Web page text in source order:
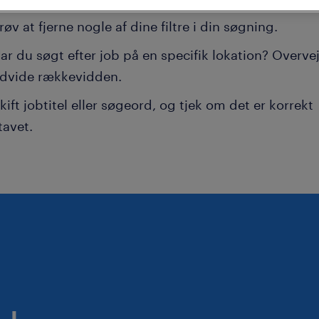
at fjerne nogle af dine filtre i din søgning.
du søgt efter job på en specifik lokation?
rækkevidden.
jobtitel eller søgeord, og tjek om det er korrekt